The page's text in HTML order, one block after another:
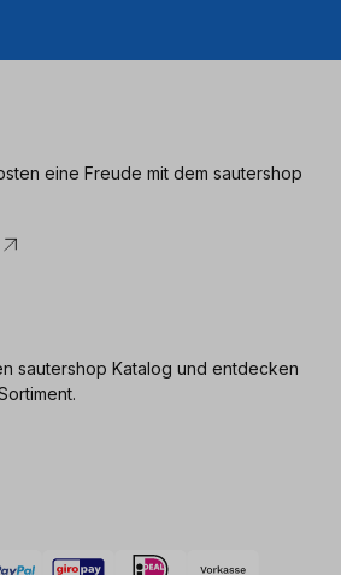
eine Freude mit dem sautershop
sautershop Katalog und entdecken